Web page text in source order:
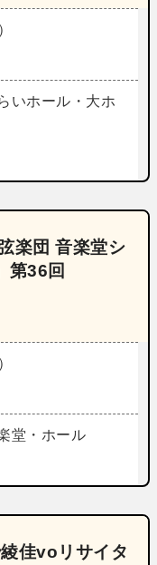
いホール・大ホ
楽団 音楽堂シ
第36回
堂・ホール
佳voリサイタ